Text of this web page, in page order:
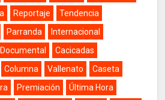
Reportaje
Tendencia
Parranda
Internacional
Documental
Cacicadas
Columna Vallenato
Caseta
Premiación
Última Hora